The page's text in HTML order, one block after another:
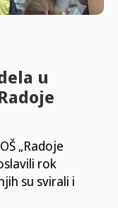
u
„Radoje
rok
su svirali i